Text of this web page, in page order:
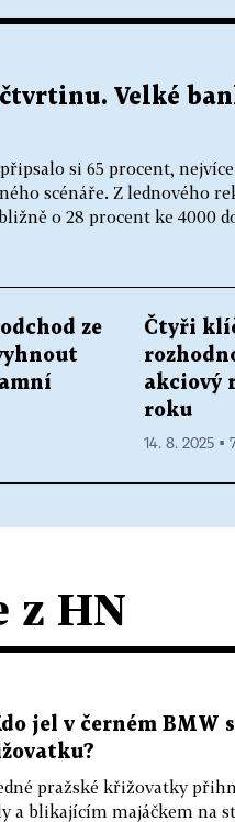
Velké
si 65 procent, nejvíce
scénáře. Z lednového
o 28 procent ke 4000
ze
Čtyři
akciový
roku
14. 8. 2025 ▪
z HN
jel v černém BMW
pražské křižovatky
a blikajícím majáčkem na